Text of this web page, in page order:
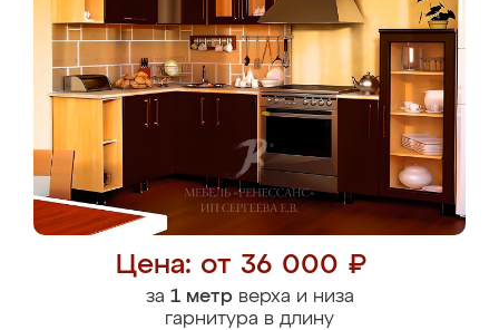
Цена: от 36 000 ₽
за 1 метрверха и низа
гарнитура в длину